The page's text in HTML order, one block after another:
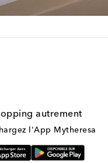
autrement
l'App Mytheresa